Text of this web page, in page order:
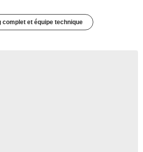
complet et équipe technique